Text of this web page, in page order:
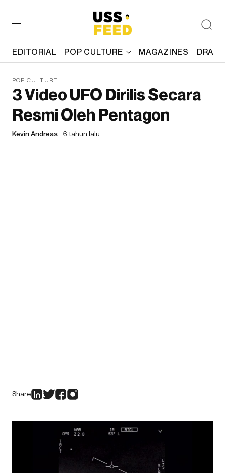
EDITORIAL POP CULTURE MAGAZINES
POP CULTURE
3 Video UFO Dirilis Secara
Resmi Oleh Pentagon
Kevin Andreas 6 tahun lalu
Share